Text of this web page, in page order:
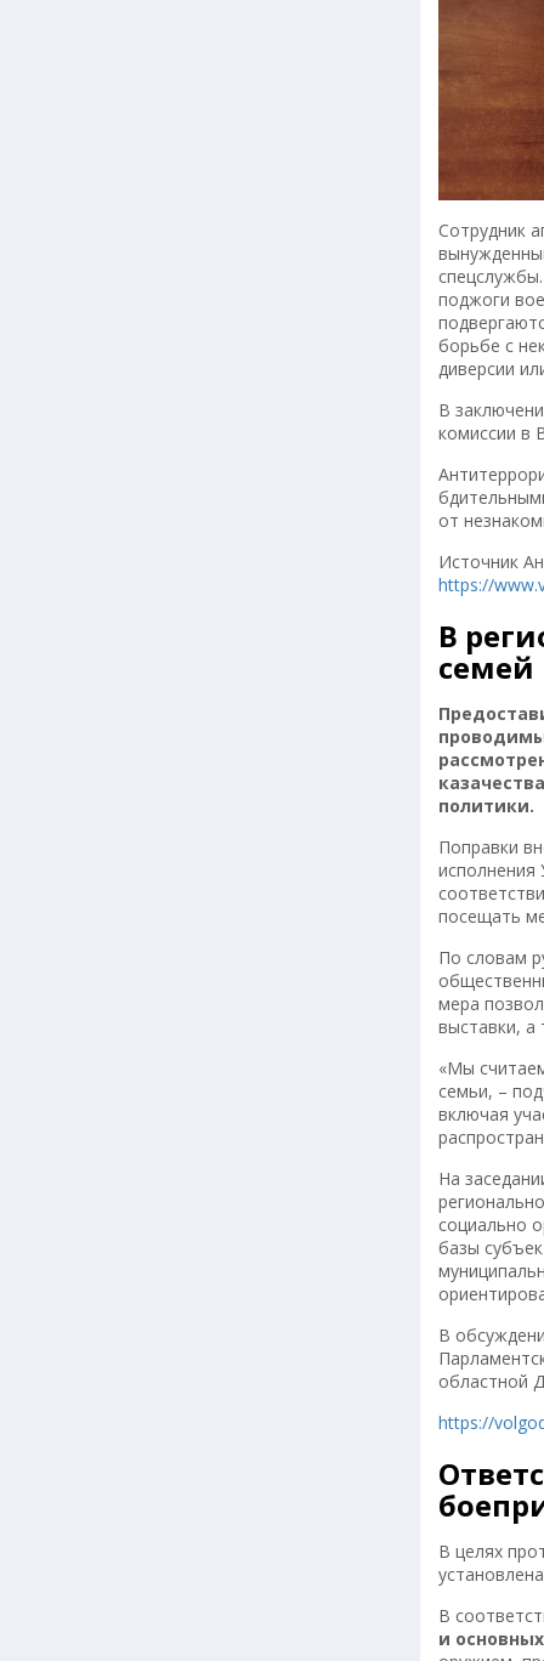
Сотрудник
поджоги
борьбе с
диверсии
В
комиссии в
от
Источник
https://
В
семей
политики.
Поправки
исполнения
посещать
По словам
мера
выставки, а
«Мы
семьи, –
включая
На
социально
базы
В
областной
https://
В целях
В
и